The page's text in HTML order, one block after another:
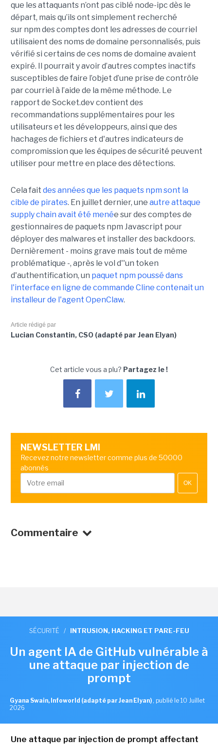
que les attaquants n’ont pas cib lé node-ipc dès le
départ, mais qu’ils ont simplement recherché
sur npm des comptes dont les adresses de courriel
utilisaient des noms de domaine personnalisés, puis
vérifié si certains de ces noms de domaine avaient
expiré. Il pourrait y avoir d’autres comptes inactifs
susceptibles de faire l’objet d’une prise de contrôle
par courriel à l’aide de la même méthode. Le
rapport de Socket.devcontient des
recommandations supplémentaires pour les
utilisateurs et les développeurs, ainsi que des
hachages de fichiers et d'autres indicateurs de
compromission que les équipes de sécurité peuvent
utiliser pour mettre en place des détections.
Cela fait des années que les paquets npm sont la
cible de pirates. En juillet dernier, une autre attaque
supply chain avait été menée sur des comptes de
gestionnaires de paquets npm Javascript pour
déployer des malwares et installer des backdoors.
Dernièrement - moins grave mais tout de même
problématique -, après le vol d''un token
d'authentification, un paquet npm poussé dans
l'interface en ligne de commande Cline contenait un
installeur de l'agent OpenClaw.
Article rédigé par
Lucian Constantin, CSO (adapté par Jean Elyan)
Cet article vous a plu? Partagez le !
NEWSLETTER LMI
Recevez notre newsletter comme plus de 50000
abonnés
OK
Commentaire
SÉCURITÉ / INTRUSION, HACKING ET PARE-FEU
Un agent IA de GitHub vulnérable à
une attaque par injection de
prompt
Gyana Swain, Infoworld (adapté par Jean Elyan) , publié le 10 Juillet
2026
Une attaque par injection de prompt affectant